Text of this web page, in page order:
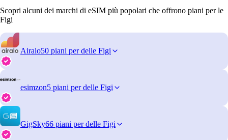
Scopri alcuni dei marchi di eSIM più popolari che offrono piani per le
Figi
Airalo50 piani per delle Figi
esimzon5 piani per delle Figi
GigSky66 piani per delle Figi